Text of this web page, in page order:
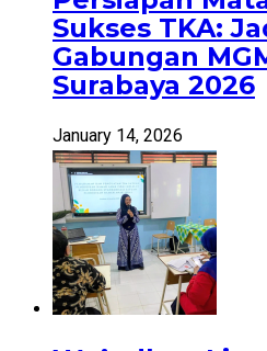
Sukses TKA:
Gabungan
Surabaya 2026
January 14, 2026